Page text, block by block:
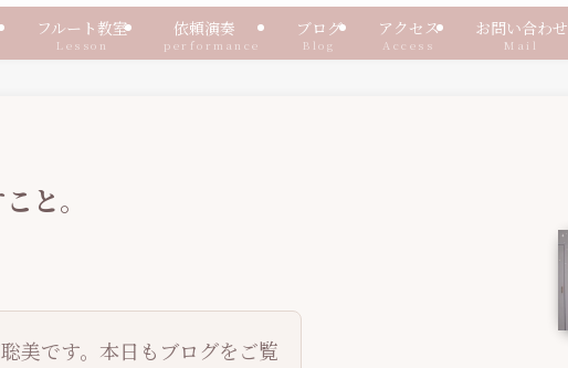
フルート教室
Lesson
依頼演奏
performance
ブログ
Blog
アクセス
Access
お問い合わせ
Mail
と。
美です。本日もブログをご覧